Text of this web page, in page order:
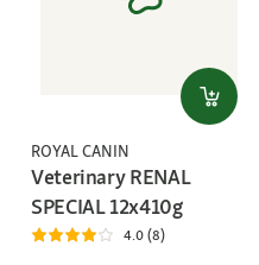
ROYAL CANIN
Veterinary RENAL
SPECIAL 12x410g
4.0 (8)